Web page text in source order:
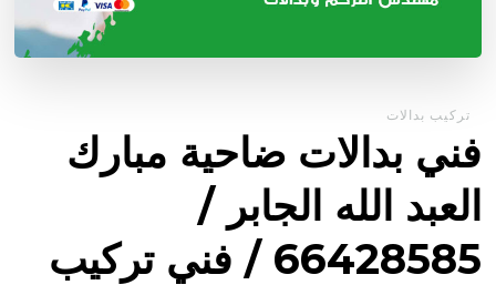
تركيب بدالات
فني بدالات ضاحية مبارك
العبد الله الجابر /
66428585 / فني تركيب